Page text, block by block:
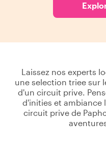
Laissez nos experts
une selection triee sur
d'un circuit prive.
d'inities et ambiance
circuit prive de